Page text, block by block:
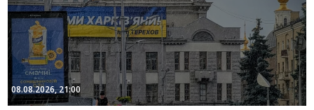
08.08.2026, 21:00